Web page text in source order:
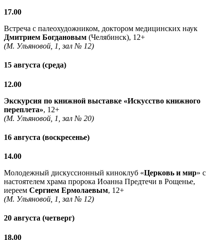
17.00
Встреча с палеохудожником, доктором медицинских наук
Дмитрием Богдановым (Челябинск), 12+
(М. Ульяновой, 1, зал № 12)
15 августа (среда)
12.00
Экскурсия по книжной выставке «Искусство книжного
переплета», 12+
(М. Ульяновой, 1, зал № 20)
16 августа (воскресенье)
14.00
Молодежный дискуссионный киноклуб «Церковь и мир» с
настоятелем храма пророка Иоанна Предтечи в Рощенье,
иереем Сергием Ермолаевым, 12+
(М. Ульяновой, 1, зал № 12)
20 августа (четверг)
18.00